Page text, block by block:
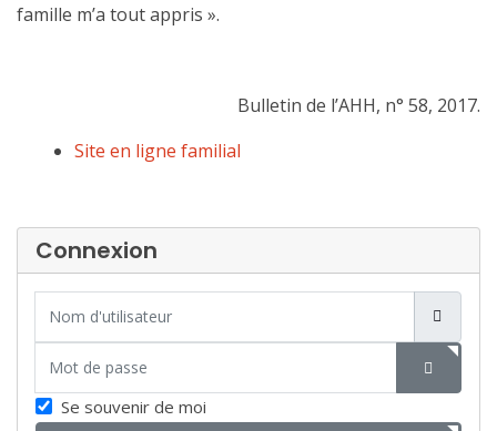
famille m’a tout appris ».
Bulletin de l’AHH, n° 58, 2017.
Site en ligne familial
Connexion
SHOW
Se souvenir de moi